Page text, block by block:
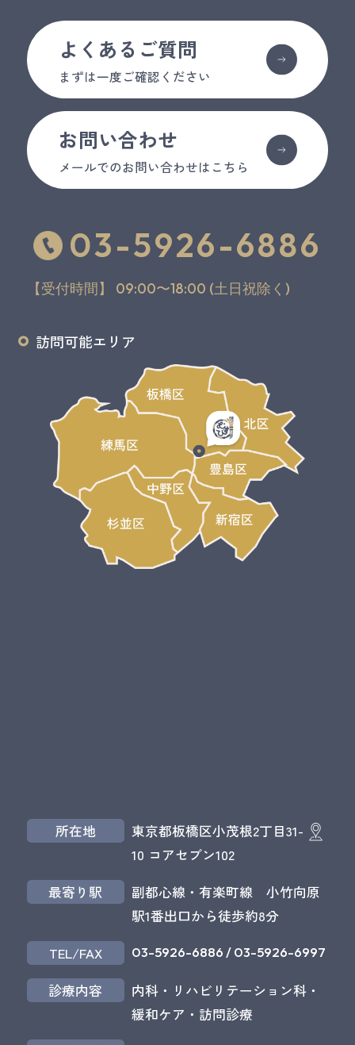
よくあるご質問
まずは一度ご確認ください
お問い合わせ
メールでのお問い合わせはこちら
03-5926-6886
【受付時間】 09:00〜18:00 (土日祝除く)
訪問可能エリア
所在地
東京都板橋区小茂根2丁目31-
10 コアセブン102
最寄り駅
副都心線・有楽町線 小竹向原
駅1番出口から徒歩約8分
TEL/FAX
03-5926-6886 /03-5926-6997
診療内容
内科・リハビリテーション科・
緩和ケア・訪問診療